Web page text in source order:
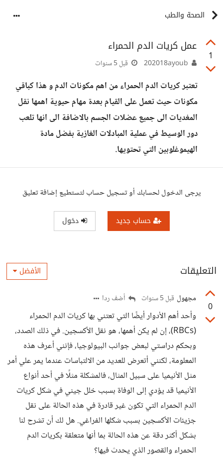
الصحة والطب
1
عمل كريات الدم الحمراء
قبل 5 سنوات
تعتبر كريات الدم الحمراء من اهم مكونات الدم و هذا كباقي
مكونات حيث تعمل على القيام بعدة مهام حيوية اهمها نقل
المغديات الى جميع عضلات الجسم بالاضافة الى انها تلعب
دور الوسيط في عملية المبادلات الغازية بفضل مادة
الهيموغلوبين التي تحتويها.
يرجى الدخول لحسابك أو تسجيل حساب لتستطيع إضافة تعليق
حساب جديد دخول
التعليقات الأفضل
0
مجهول قبل 5 سنوات أضف ردا
وأحد أهم الأدوار أيضًا التي تعتني بها كريات الدم الحمراء
(RBCs)، إن لم يكن أهمها، هو نقل الأكسجين. في ذلك الصدد،
وبحكم دراستي لبعض جوانب البيولوجيا، فإنني أعرف هذه
المعلومة، لكنني أتعرض للعديد من الالتباسات عندما يمر علي أمر
مثل الأنيميا على سبيل المثال، فالمشكلة مثلًا في أحد أنواع
الأنيميا قد يؤدي إلى الوفاة بسبب خلل جيني في شكل كريات
الدم الحمراء التي تكون غير قادرة في هذه الحالة على نقل
جزيئات الأكسجين بسبب شكلها الفراغي. هل لك أن تشرح لنا
بشكل أكثر دقة عن هذه الحالة بما أنها متعلقة بكريات الدم
الحمراء والقصور الذي يحدث فيها؟